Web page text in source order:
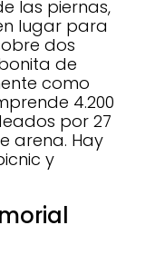
las piernas,
lugar para
dos
de
como
4.200
por 27
arena. Hay
y